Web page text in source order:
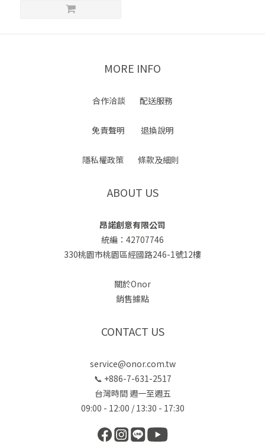
MORE INFO
合作洽談 配送服務
免責聲明 退換說明
隱私權政策 條款及細則
ABOUT US
昂諾創意有限公司
統編：42707746
330桃園市桃園區經國路246-1號12樓
關於Onor
銷售據點
CONTACT US
service@onor.com.tw
📞 +886-7-631-2517
台灣時間 週一至週五
09:00 - 12:00 / 13:30 - 17:30